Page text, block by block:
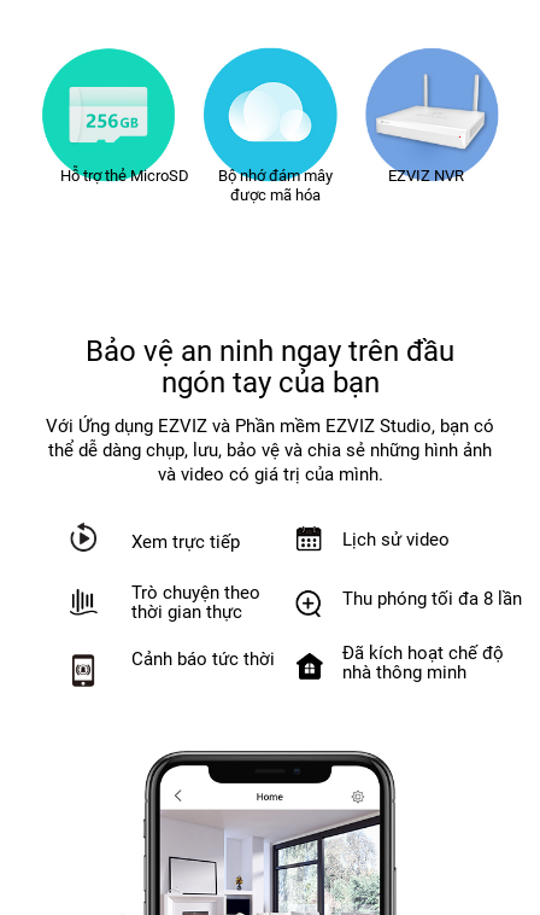
Hỗ trợ thẻ MicroSD
Bộ nhớ đám mây
được mã hóa
EZVIZ NVR
Bảo vệ an ninh ngay trên đầu
ngón tay của bạn
Với Ứng dụng EZVIZ và Phần mềm EZVIZ Studio, bạn có
thể dễ dàng chụp, lưu, bảo vệ và chia sẻ những hình ảnh
và video có giá trị của mình.
Xem trực tiếp
Trò chuyện theo
thời gian thực
Cảnh báo tức thời
Lịch sử video
Thu phóng tối đa 8 lần
Đã kích hoạt chế độ
nhà thông minh